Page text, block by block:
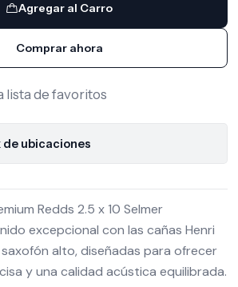
Agregar al Carro
Comprar ahora
lista de favoritos
ubicaciones
Redds 2.5 x 10 Selmer
excepcional con las cañas Henri
saxofón alto, diseñadas para ofrecer
y una calidad acústica equilibrada.